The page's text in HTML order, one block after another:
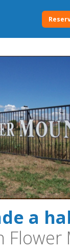
a
Flower